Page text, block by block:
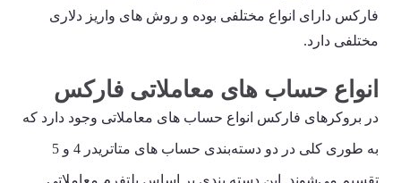
فارکس دارای انواع مختلفی بوده و روش های واریز دلاری
مختلفی دارد.
انواع حساب های معاملاتی فارکس
در بروکرهای فارکس انواع حساب های معاملاتی وجود دارد که
به طوری کلی در دو دسته‌بندی حساب های متاتریدر 4 و 5